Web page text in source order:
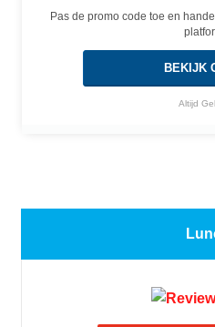
Pas de promo code toe en
BEKIJK
Altijd